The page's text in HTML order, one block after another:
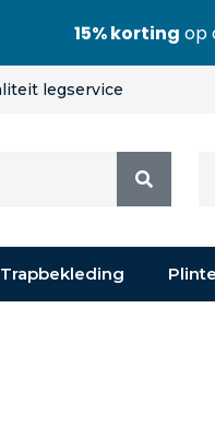
legservice
Trapbekleding
15% korting op